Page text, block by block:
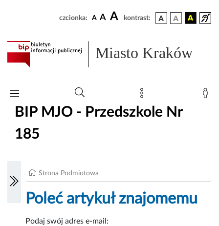
czcionka: A A A kontrast:
Miasto Kraków
BIP MJO - Przedszkole Nr
185
Strona Podmiotowa
Poleć artykuł znajomemu
Podaj swój adres e-mail: